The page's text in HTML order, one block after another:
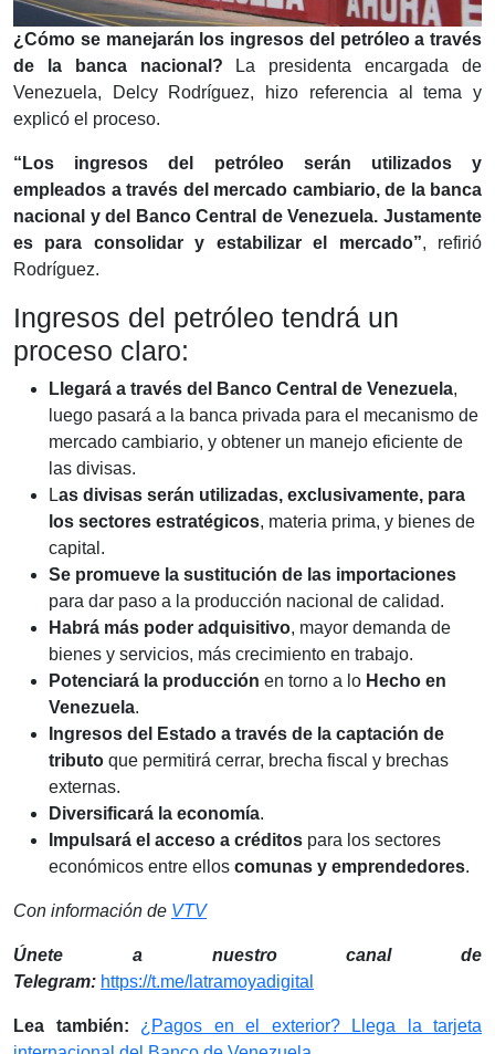
¿Cómo se manejarán los ingresos del petróleo a través
de la banca nacional? La presidenta encargada de
Venezuela, Delcy Rodríguez, hizo referencia al tema y
explicó el proceso.
“Los ingresos del petróleo serán utilizados y
empleados a través del mercado cambiario, de la banca
nacional y del Banco Central de Venezuela. Justamente
es para consolidar y estabilizar el mercado”, refirió
Rodríguez.
Ingresos del petróleo tendrá un
proceso claro:
Llegará a través del Banco Central de Venezuela,
luego pasará a la banca privada para el mecanismo de
mercado cambiario, y obtener un manejo eficiente de
las divisas.
Las divisas serán utilizadas, exclusivamente, para
los sectores estratégicos, materia prima, y bienes de
capital.
Se promueve la sustitución de las importaciones
para dar paso a la producción nacional de calidad.
Habrá más poder adquisitivo, mayor demanda de
bienes y servicios, más crecimiento en trabajo.
Potenciará la producción en torno a lo Hecho en
Venezuela.
Ingresos del Estado a través de la captación de
tributo que permitirá cerrar, brecha fiscal y brechas
externas.
Diversificará la economía.
Impulsará el acceso a créditos para los sectores
económicos entre ellos comunas y emprendedores.
Con información de VTV
Únete a nuestro canal de
Telegram: https://t.me/latramoyadigital
Lea también:
¿Pagos en el exterior? Llega la tarjeta